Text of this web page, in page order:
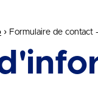
› Formulaire de contact